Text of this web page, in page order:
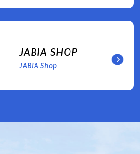
JABIA SHOP
JABIA Shop